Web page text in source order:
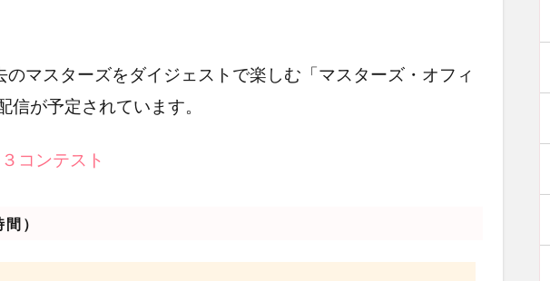
のマスターズをダイジェストで楽しむ「マスターズ・オフィ
信が予定されています。
コンテスト
）